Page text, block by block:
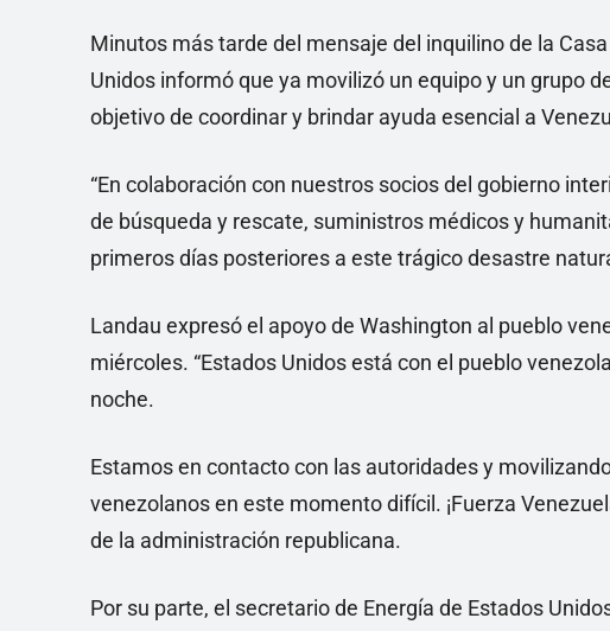
Minutos más tarde del mensaje del inquilino de la
Unidos informó que ya movilizó un equipo y un grupo
objetivo de coordinar y brindar ayuda esencial a
“En colaboración con nuestros socios del gobierno
de búsqueda y rescate, suministros médicos y
primeros días posteriores a este trágico desastre
Landau expresó el apoyo de Washington al pueblo
miércoles. “Estados Unidos está con el pueblo
noche.
Estamos en contacto con las autoridades y
venezolanos en este momento difícil. ¡Fuerza
de la administración republicana.
Por su parte, el secretario de Energía de Estados